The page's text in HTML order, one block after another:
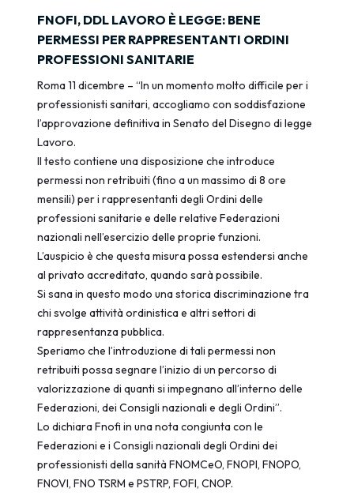
FNOFI, DDL LAVORO È LEGGE: BENE
PERMESSI PER RAPPRESENTANTI ORDINI
PROFESSIONI SANITARIE
Roma 11 dicembre – “In un momento molto difficile per i
professionisti sanitari, accogliamo con soddisfazione
l’approvazione definitiva in Senato del Disegno di legge
Lavoro.
Il testo contiene una disposizione che introduce
permessi non retribuiti (fino a un massimo di 8 ore
mensili) per i rappresentanti degli Ordini delle
professioni sanitarie e delle relative Federazioni
nazionali nell’esercizio delle proprie funzioni.
L’auspicio è che questa misura possa estendersi anche
al privato accreditato, quando sarà possibile.
Si sana in questo modo una storica discriminazione tra
chi svolge attività ordinistica e altri settori di
rappresentanza pubblica.
Speriamo che l’introduzione di tali permessi non
retribuiti possa segnare l’inizio di un percorso di
valorizzazione di quanti si impegnano all’interno delle
Federazioni, dei Consigli nazionali e degli Ordini”.
Lo dichiara Fnofi in una nota congiunta con le
Federazioni e i Consigli nazionali degli Ordini dei
professionisti della sanità FNOMCeO, FNOPI, FNOPO,
FNOVI, FNO TSRM e PSTRP, FOFI, CNOP.